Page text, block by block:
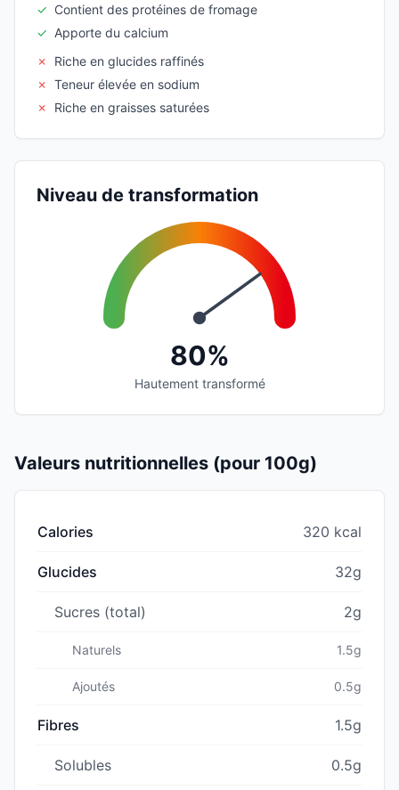
✓ Contient des protéines de fromage
✓ Apporte du calcium
✗
Riche en glucides raffinés
✗ Teneur élevée en sodium
✗
Riche en graisses saturées
Niveau de transformation
80%
Hautement transformé
Valeurs nutritionnelles (pour 100g)
Calories 320 kcal
Glucides 32g
Sucres (total) 2g
Naturels 1.5g
Ajoutés 0.5g
Fibres 1.5g
Solubles 0.5g